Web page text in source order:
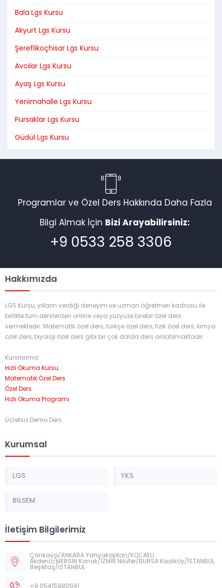
Bala Lgs Kursu
Akyurt Lgs Kursu
Şereflikoçhisar Lgs Kursu
Avcılar Lgs Kursu
Ayaş Lgs Kursu
Yenimahalle Lgs Kursu
Pursaklar Lgs Kursu
Güdül Lgs Kursu
Programlar ve Özel Ders Hakkında Daha Fazla
Bilgi Almak İçin Bizi Arayabilirsiniz:
+9 0533 258 3306
Hakkımızda
LGS Kursu, yılların verdiği deneyim ve uzman öğretmen kadrosu ile
birlikte tüm derslerden online veya yüzyüze birebir özel ders
vermektedir. Matematik özel ders, türkçe özel ders, fizik özel ders, kimya
özel ders, biyoloji özel ders gibi bir çok dalda ders anlatılmaktadır.
Kurslarımız
Hızlı Okuma Kursu
Matematik Özel Ders
Özel Ders
Hızlı Okuma Programı
Ücretsiz Demo Ders
Kurumsal
LGS YKS
BİLSEM
İletişim Bilgilerimiz
Çankaya/ANKARA Yahyakaptan/KOCAELİ
Akdeniz/MERSİN Konak/İZMİR Nilüfer/BURSA Kadıköy/İSTANBUL
Beşiktaş/İSTANBUL
+9 05415980041